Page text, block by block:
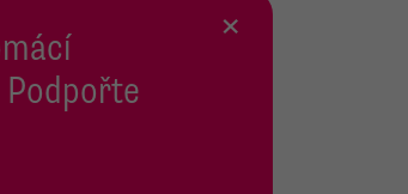
×